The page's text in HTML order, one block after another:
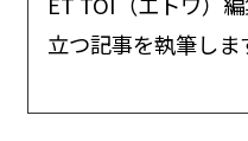
立つ記事を執筆しま